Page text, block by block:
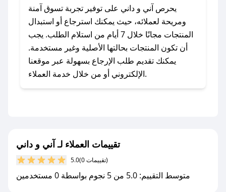
### كيف تحصل على كوبونات خصم حصرية من آني
و داني؟
للحصول على كوبونات وخصومات حصرية، قم بما
يلي:
- اضغط على أيقونة متابعة لمتجر آني و داني في
تطبيق صحصح.
مع صحصح، تسوق بذكاء ووفّر على كل مشترياتك مع
يحرص آني و داني على توفير تجربة تسوق آمنة
ومريحة لعملائه، حيث يمكنك استرجاع أو استبدال
المنتجات مجانًا خلال 7 أيام من استلام الطلب. يجب
أن تكون المنتجات بحالتها الأصلية وغير مستخدمة.
يمكنك تقديم طلب الإرجاع بسهولة عبر موقعنا
الإلكتروني أو من خلال خدمة العملاء.
تقييمات العملاء لـ آني و داني
5.0 (0 تقييمات)
متوسط التقييم: 5.0 من 5 نجوم بواسطة 0 مستخدمين